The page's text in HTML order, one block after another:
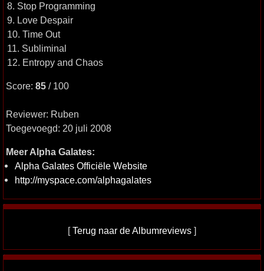
8. Stop Programming
9. Love Despair
10. Time Out
11. Subliminal
12. Entropy and Chaos
Score: 85 / 100
Reviewer: Ruben
Toegevoegd: 20 juli 2008
Meer Alpha Galates:
Alpha Galates Officiële Website
http://myspace.com/alphagalates
[Terug naar de Albumreviews ]